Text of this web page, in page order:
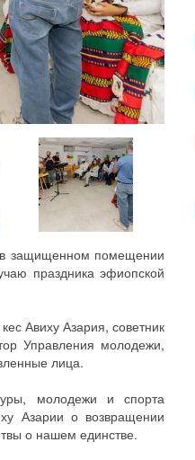
в защищенном помещении
праздника эфиопской
Авиху Азария, советник
Управления молодежи,
лица.
молодежи и спорта
Азарии о возвращении
о нашем единстве.